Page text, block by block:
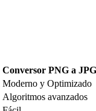
Conversor PNG a JPG
Moderno y Optimizado
Algoritmos avanzados